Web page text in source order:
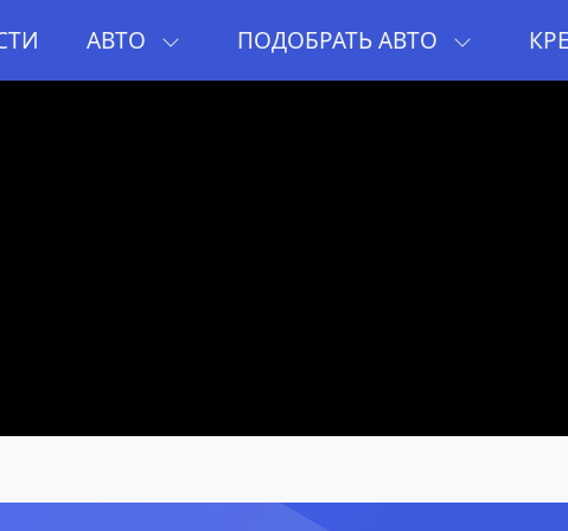
АВТО ПОДОБРАТЬ АВТО